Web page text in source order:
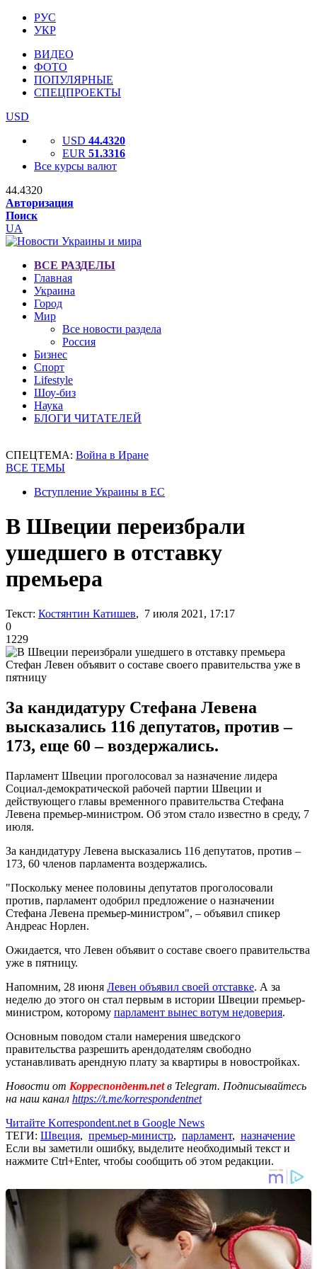
РУС
УКР
ВИДЕО
ФОТО
ПОПУЛЯРНЫЕ
СПЕЦПРОЕКТЫ
USD
USD 44.4320
EUR 51.3316
Все курсы валют
44.4320
Авторизация
Поиск
UA
ВСЕ РАЗДЕЛЫ
Главная
Украина
Город
Мир
Все новости раздела
Россия
Бизнес
Спорт
Lifestyle
Шоу-биз
Наука
БЛОГИ ЧИТАТЕЛЕЙ
СПЕЦТЕМА: Война в Иране
ВСЕ ТЕМЫ
Вступление Украины в ЕС
В Швеции переизбрали
ушедшего в отставку
премьера
Текст: Костянтин Катишев, 7 июля 2021, 17:17
0
1229
Стефан Левен объявит о составе своего правительства уже в
пятницу
За кандидатуру Стефана Левена
высказались 116 депутатов, против –
173, еще 60 – воздержались.
Парламент Швеции проголосовал за назначение лидера
Социал-демократической рабочей партии Швеции и
действующего главы временного правительства Стефана
Левена премьер-министром. Об этом стало известно в среду, 7
июля.
За кандидатуру Левена высказались 116 депутатов, против –
173, 60 членов парламента воздержались.
"Поскольку менее половины депутатов проголосовали
против, парламент одобрил предложение о назначении
Стефана Левена премьер-министром", – объявил спикер
Андреас Норлен.
Ожидается, что Левен объявит о составе своего правительства
уже в пятницу.
Напомним, 28 июня Левен объявил своей отставке. А за
неделю до этого он стал первым в истории Швеции премьер-
министром, которому парламент вынес вотум недоверия.
Основным поводом стали намерения шведского
правительства разрешить арендодателям свободно
устанавливать арендную плату за квартиры в новостройках.
Новости от Корреспондент.netв Telegram. Подписывайтесь
на наш канал https://t.me/korrespondentnet
Читайте Korrespondent.net в Google News
ТЕГИ: Швеция, премьер-министр, парламент, назначение
Если вы заметили ошибку, выделите необходимый текст и
нажмите Ctrl+Enter, чтобы сообщить об этом редакции.